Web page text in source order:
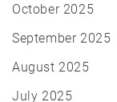
October 2025
September 2025
August 2025
July 2025